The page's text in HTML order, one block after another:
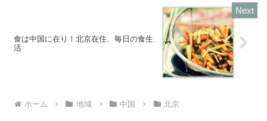
食は中国に在り！北京在住、毎日の食生
活
ホーム 地域 中国 北京